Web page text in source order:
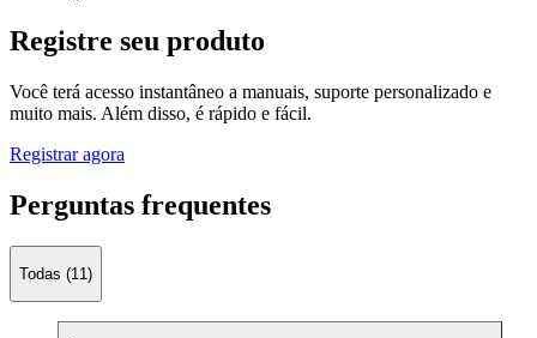
Registre seu produto
Você terá acesso instantâneo a manuais, suporte personalizado e
muito mais. Além disso, é rápido e fácil.
Registrar agora
Perguntas frequentes
Todas (11)